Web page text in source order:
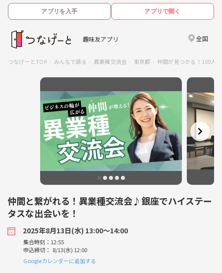
アプリを入手 アプリで開く
趣味友アプリ 全国
つなげーとTOP みんなで語る 異業種交流会 東京都 仲間が見つかる！100人
仲間と繋がれる！異業種交流会♪銀座でハイステー
タスな出会いを！
2025年8月13日(水) 13:00〜14:00
集合時刻：12:55
申込締切： 8/13(水) 12:00
Googleカレンダーに追加する